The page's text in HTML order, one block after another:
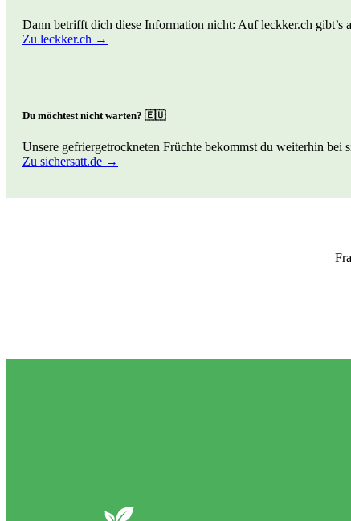
Dann betrifft dich diese Information nicht: Auf leckker.ch gibt’s
Zu leckker.ch →
Du möchtest nicht warten? 🇪🇺
Unsere gefriergetrockneten Früchte bekommst du weiterhin bei
Zu sichersatt.de →